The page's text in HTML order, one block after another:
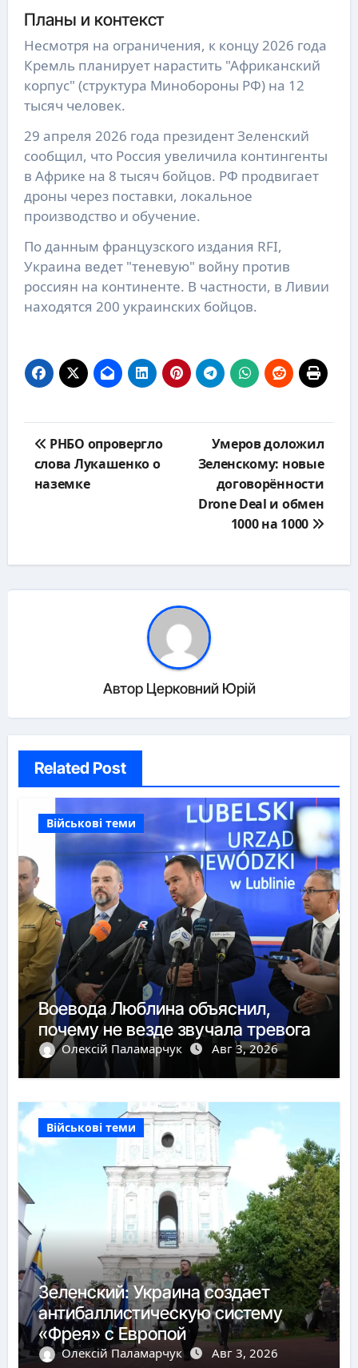
Планы и контекст
Несмотря на ограничения, к концу 2026 года
Кремль планирует нарастить "Африканский
корпус" (структура Минобороны РФ) на 12
тысяч человек.
29 апреля 2026 года президент Зеленский
сообщил, что Россия увеличила контингенты
в Африке на 8 тысяч бойцов. РФ продвигает
дроны через поставки, локальное
производство и обучение.
По данным французского издания RFI,
Украина ведет "теневую" войну против
россиян на континенте. В частности, в Ливии
находятся 200 украинских бойцов.
по
записям
РНБО опровергло
слова Лукашенко о
наземке
Умеров доложил
Зеленскому: новые
договорённости
Drone Deal и обмен
1000 на 1000
Автор Церковний Юрій
Related Post
Військові теми
Воевода Люблина объяснил,
почему не везде звучала тревога
Олексій Паламарчук Авг 3, 2026
Військові теми
Зеленский: Украина создает
антибаллистическую систему
«Фрея» с Европой
Олексій Паламарчук Авг 3, 2026